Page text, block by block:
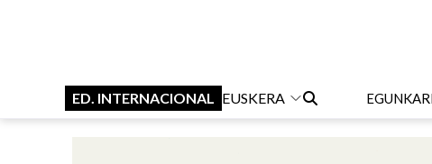
ED. INTERNACIONAL EUSKERA